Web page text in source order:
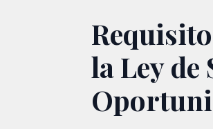
la Ley de